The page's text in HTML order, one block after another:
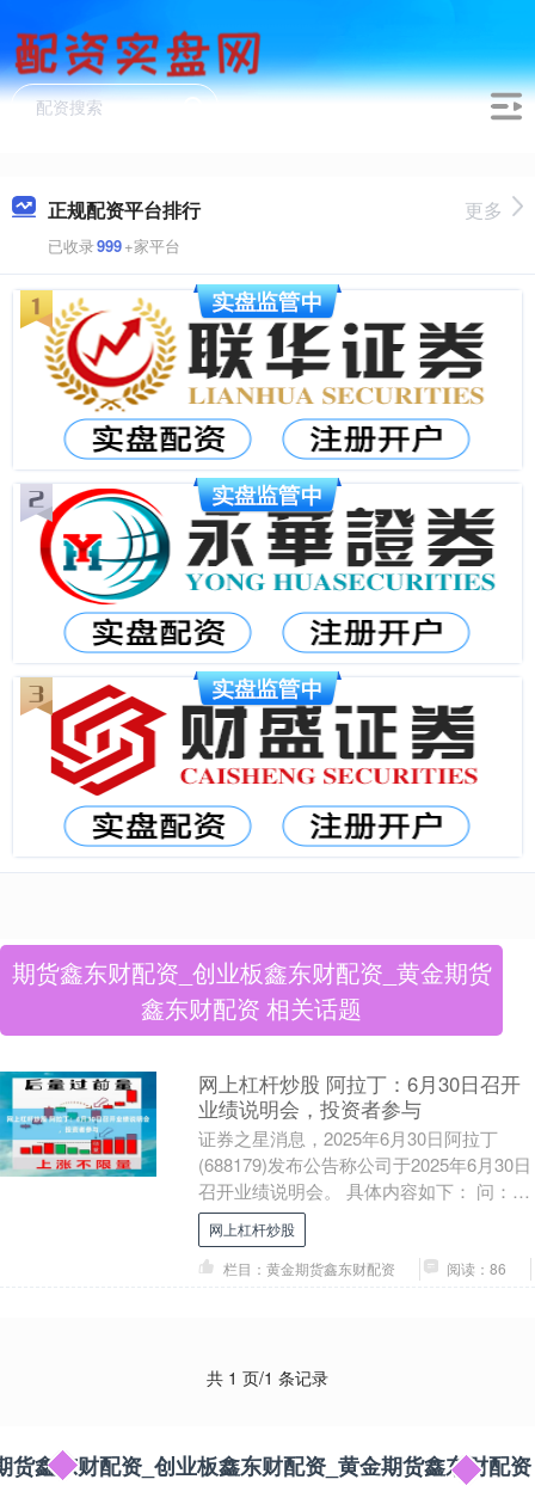
正规配资平台排行
已收录999+家平台
更多
期货鑫东财配资_创业板鑫东财配资_黄金期货
鑫东财配资 相关话题
网上杠杆炒股 阿拉丁：6月30日召开
业绩说明会，投资者参与
证券之星消息，2025年6月30日阿拉丁
(688179)发布公告称公司于2025年6月30日
召开业绩说明会。 具体内容如下： 问：怎
么看国内行业需求端情况，展望....
网上杠杆炒股
栏目：黄金期货鑫东财配资
阅读：86
共 1 页/1 条记录
货鑫东财配资_创业板鑫东财配资_黄金期货鑫东财配资